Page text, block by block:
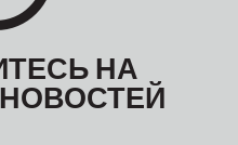
НА